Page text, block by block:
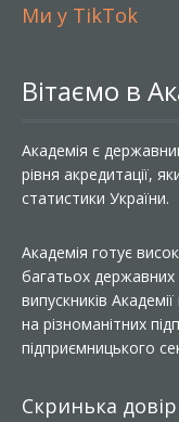
Ми у TikTok
Вітаємо в
Академія є
рівня акредитації,
статистики України.
Академія готує
багатьох державних
випускників
на різноманітних
підприємницького
Скринька